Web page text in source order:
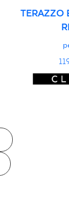
TERAZZO